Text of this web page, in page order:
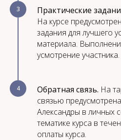
3
Практические
На курсе
задания для лучшего
материала.
усмотрение участника.
4 Обратная связь. На
связью
Александры в личных
тематике курса в
оплаты курса.